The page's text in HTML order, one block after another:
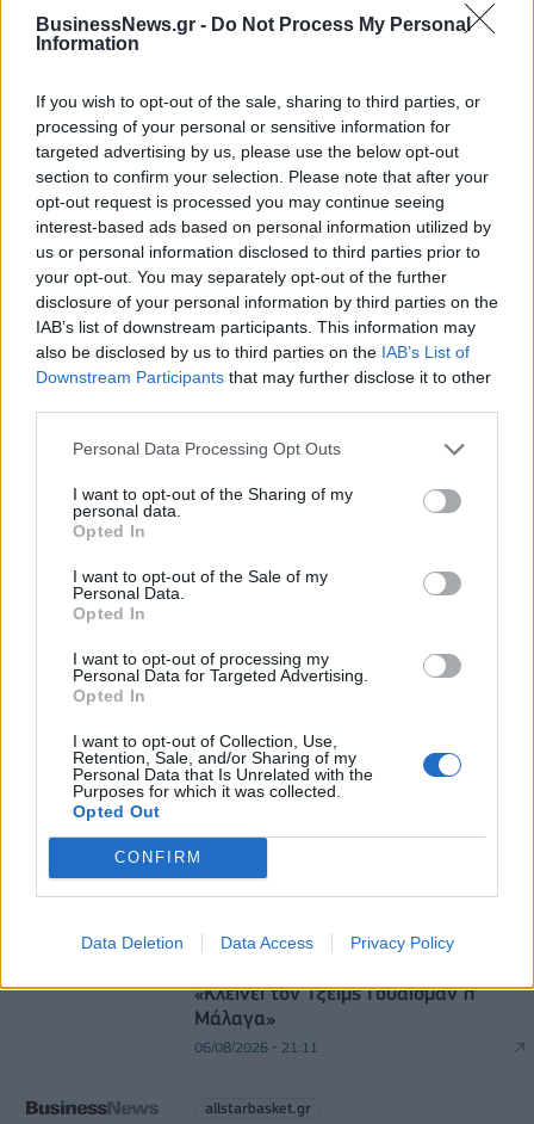
BusinessNews.gr - Do Not Process My Personal
Information
If you wish to opt-out of the sale, sharing to third parties, or
processing of your personal or sensitive information for
targeted advertising by us, please use the below opt-out
section to confirm your selection. Please note that after your
opt-out request is processed you may continue seeing
interest-based ads based on personal information utilized by
us or personal information disclosed to third parties prior to
your opt-out. You may separately opt-out of the further
disclosure of your personal information by third parties on the
IAB’s list of downstream participants. This information may
also be disclosed by us to third parties on the IAB’s List of
Downstream Participants that may further disclose it to other
Personal Data Processing Opt Outs
I want to opt-out of the Sharing of my
personal data.
Opted In
I want to opt-out of the Sale of my
Personal Data.
Opted In
I want to opt-out of processing my
Personal Data for Targeted Advertising.
Opted In
I want to opt-out of Collection, Use,
Retention, Sale, and/or Sharing of my
Personal Data that Is Unrelated with the
Purposes for which it was collected.
Opted Out
CONFIRM
Data Deletion Data Access Privacy Policy
ΔΗΜΟΦΙΛΗ
18η συνεχόμενη χρονιά για τον ΟΤΕ στη διεθνή
σειρά δεικτών FTSE4Good
06/08/2026 - 14:40
Β.Σ. Καρούλιας: Τζίρος 98,7 εκατ. ευρώ και
αύξηση κερδών 57% - Τα νέα στοιχήματα σε low
& non alcohol
06/08/2026 - 11:48 ΕΠΙΧΕΙΡΗΣΕΙΣ
Metlen: Ρεκόρ EBITDA στο α' εξάμηνο, στα 550
εκατ. ευρώ – Καθαρά κέρδη 313 εκατ. ευρώ
Ο Demis Hassabis αναλαμβάνει Πρόεδρος της
Google DeepMind και Chief Scientist της Alphabet
06/08/2026 - 09:32 ΠΡΟΣΩΠΑ
Ρωσία: Η Μόσχα δηλώνει ότι κατέρριψε 605
ουκρανικά drones τη νύχτα - Ελαφρές ζημιές σε
αποθήκη της Wildberries
06/08/2026 - 10:30
«Κλείνει τον Τζέιμς Γουάισμαν η
Μάλαγα»
06/08/2026 - 21:11
allstarbasket.gr